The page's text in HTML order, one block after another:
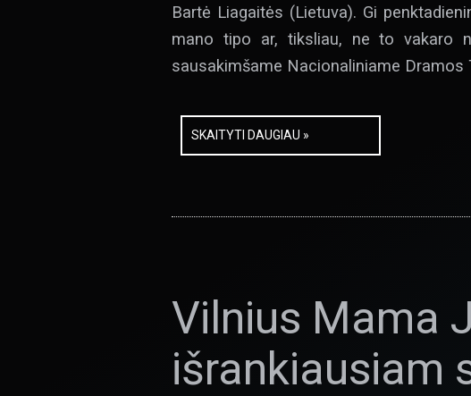
Bartė Liagaitės (Lietuva). Gi
mano tipo ar, tiksliau, ne to vakaro
sausakimšame Nacionaliniame Dramos
SKAITYTI DAUGIAU »
Vilnius Mama
išrankiausiam